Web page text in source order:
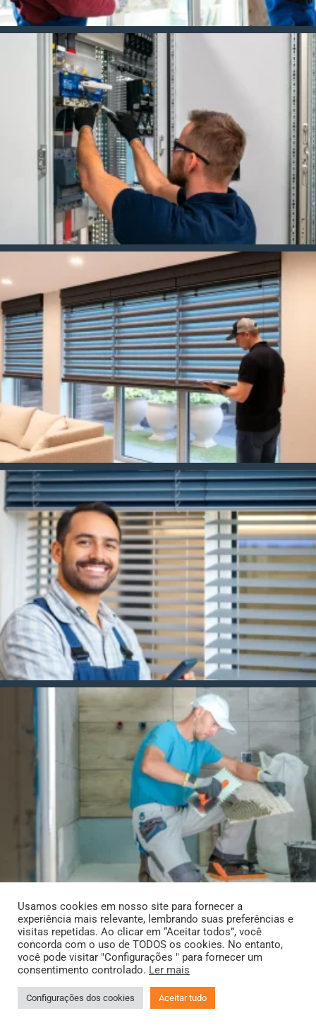
Usamos cookies em nosso site para fornecer a
experiência mais relevante, lembrando suas preferências e
visitas repetidas. Ao clicar em “Aceitar todos”, você
concorda com o uso de TODOS os cookies. No entanto,
você pode visitar "Configurações " para fornecer um
consentimento controlado. Ler mais
Configurações dos cookies Aceitar tudo